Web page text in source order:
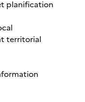
planification
territorial